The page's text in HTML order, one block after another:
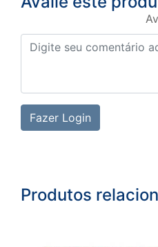
Fazer Login
Produtos